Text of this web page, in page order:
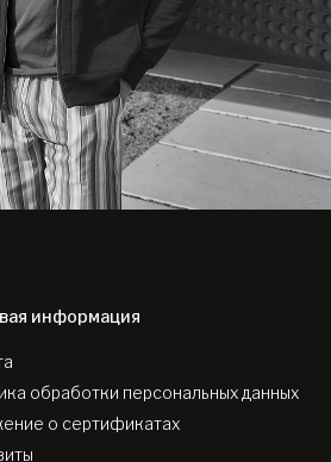
информация
обработки персональных данных
о сертификатах